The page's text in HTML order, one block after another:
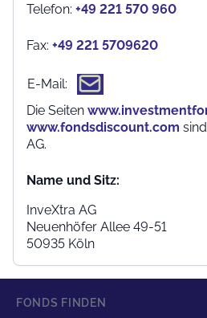
Telefon: +49 221 570 960
Fax: +49 221 5709620
E-Mail:
Die Seiten
www.fondsdiscount.com
AG.
Name und Sitz:
InveXtra AG
Neuenhöfer Allee 49-51
50935 Köln
FONDS FINDEN